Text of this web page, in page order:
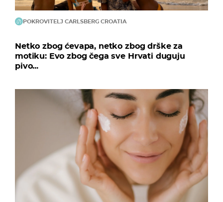
POKROVITELJ CARLSBERG CROATIA
Netko zbog ćevapa, netko zbog drške za
motiku: Evo zbog čega sve Hrvati duguju
pivo...